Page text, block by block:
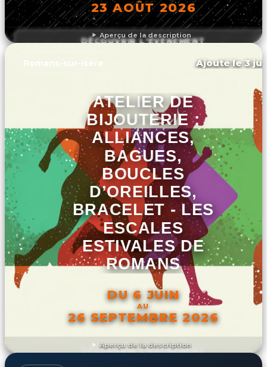
Aperçu de la description
23 AOÛT 2026
DÉCOUVRIR L'ÉVÉNEMENT
Aperçu de la description
Romans-sur-isère Ajouté le 3
ATELIER DE
BIJOUTERIE :
ALLIANCES,
BAGUES,
BOUCLES
D’OREILLES,
BRACELET - LES
ESCALES
ESTIVALES DE
ROMANS
DU 6 JUIN
AU
26 SEPTEMBRE 2026
DÉCOUVRIR L'ÉVÉNEMENT